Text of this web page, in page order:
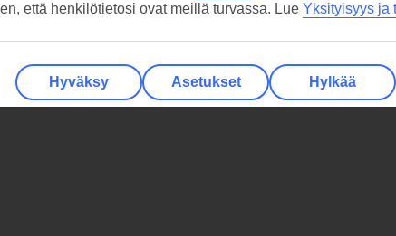
kylpylöitä - kaupunkiloman mahdollisuudet ovat rajattomat.
Eurooppaan!
että henkilötietosi ovat meillä turvassa. Lue Yksityisyys ja
Hyväksy Asetukset Hylkää